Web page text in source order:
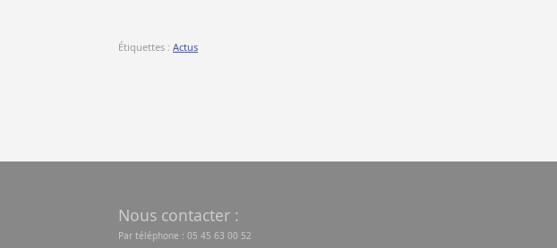
Étiquettes : Actus
Nous contacter :
Par téléphone : 05 45 63 00 52